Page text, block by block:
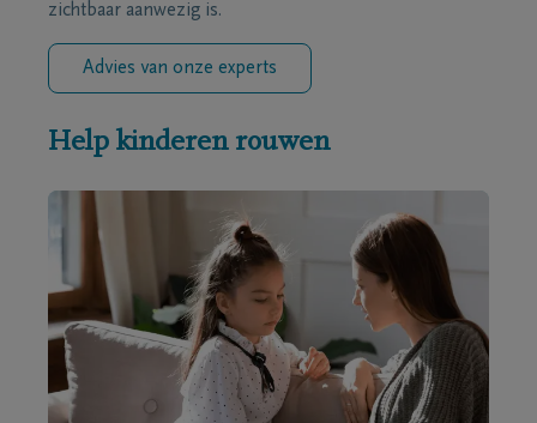
zichtbaar aanwezig is.
Advies van onze experts
Help kinderen rouwen